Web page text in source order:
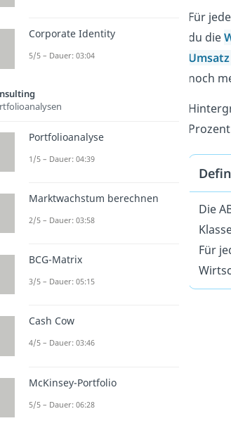
Für
du die
Umsatz
noch
Die
Für
Corporate Identity
5/5 – Dauer: 03:04
Portfolioanalyse
1/5 – Dauer: 04:39
Marktwachstum berechnen
2/5 – Dauer: 03:58
BCG-Matrix
3/5 – Dauer: 05:15
Cash Cow
4/5 – Dauer: 03:46
McKinsey-Portfolio
5/5 – Dauer: 06:28